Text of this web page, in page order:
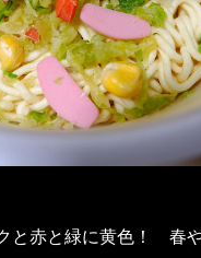
と赤と緑に黄色！ 春